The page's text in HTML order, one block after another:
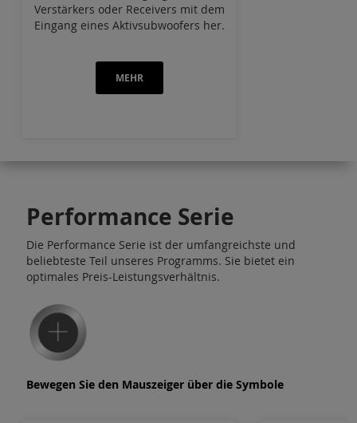
Verstärkers oder Receivers mit dem
Eingang eines Aktivsubwoofers her.
MEHR
Performance Serie
Die Performance Serie ist der umfangreichste und
beliebteste Teil unseres Programms. Sie bietet ein
optimales Preis-Leistungsverhältnis.
Bewegen Sie den Mauszeiger über die Symbole